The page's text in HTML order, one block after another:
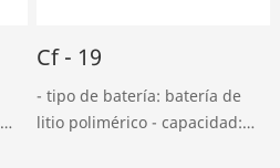
Cf - 19
- tipo de batería: batería de
litio polimérico - capacidad: